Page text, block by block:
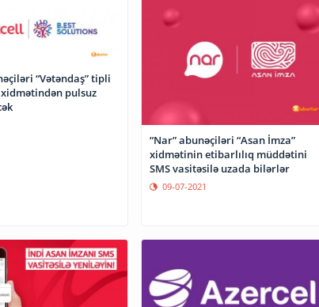
“Vətəndaş” tipli
xidmətindən pulsuz
“Nar” abunəçiləri “Asan İmza”
xidmətinin etibarlılıq müddətini
SMS vasitəsilə uzada bilərlər
09-07-2021